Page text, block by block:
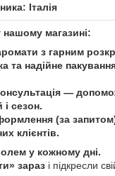
Італія
магазині:
аромати з гарним
та надійне
—
і сезон.
(за
клієнтів.
у кожному дні.
зараз і підкресли